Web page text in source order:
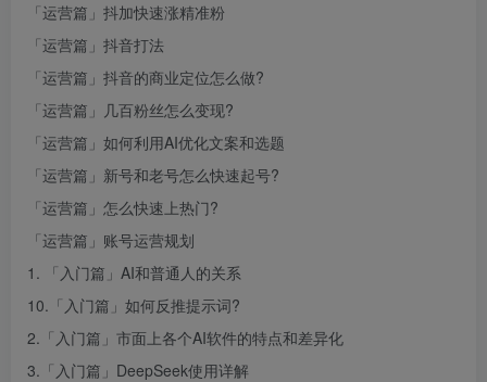
「运营篇」抖加快速涨精准粉
「运营篇」抖音打法
「运营篇」抖音的商业定位怎么做?
「运营篇」几百粉丝怎么变现?
「运营篇」如何利用AI优化文案和选题
「运营篇」新号和老号怎么快速起号?
「运营篇」怎么快速上热门?
「运营篇」账号运营规划
1. 「入门篇」AI和普通人的关系
10.「入门篇」如何反推提示词?
2.「入门篇」市面上各个AI软件的特点和差异化
3.「入门篇」DeepSeek使用详解